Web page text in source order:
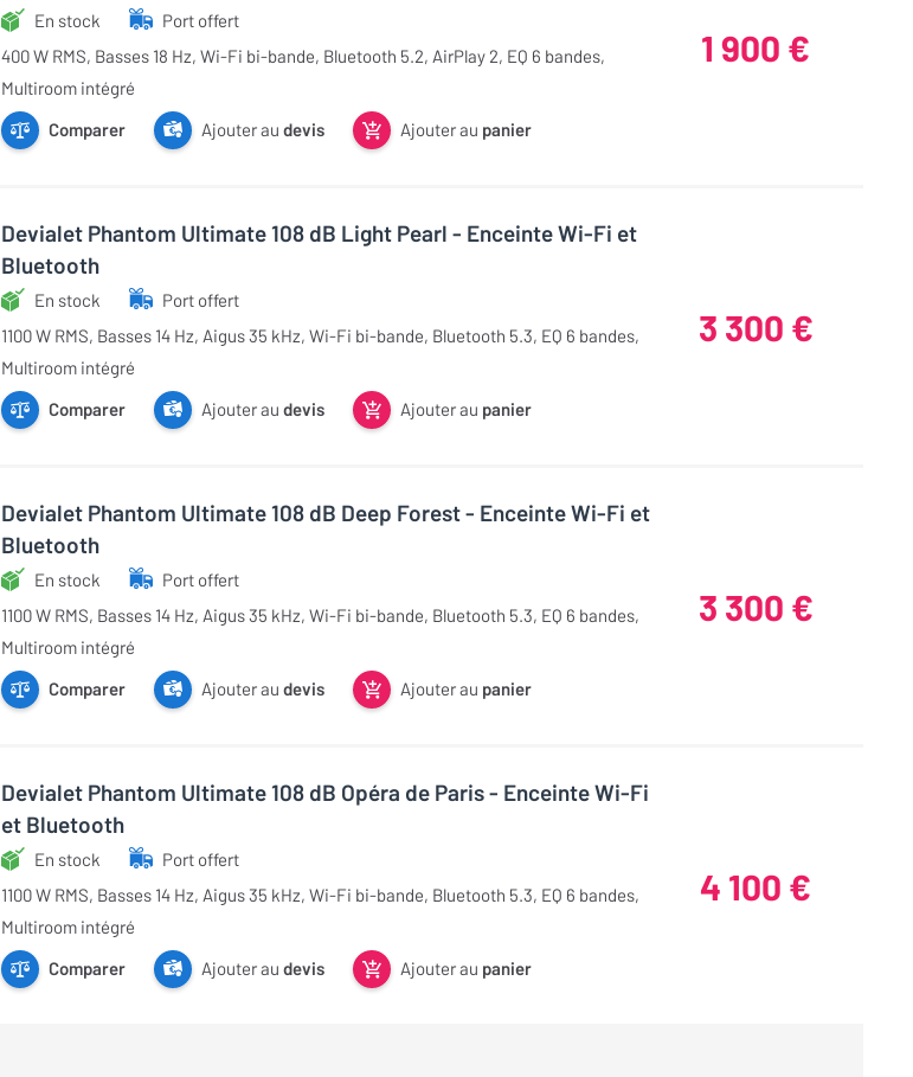
En stock
Port offert
400 W RMS, Basses 18 Hz, Wi-Fi bi-bande, Bluetooth 5.2, AirPlay 2, EQ 6 bandes,
Multiroom intégré
Comparer
Ajouter au devis Ajouter au panier
1 900 €
Devialet Phantom Ultimate 108 dB Light Pearl - Enceinte Wi-Fi et
Bluetooth
En stock
Port offert
1100 W RMS, Basses 14 Hz, Aigus 35 kHz, Wi-Fi bi-bande, Bluetooth 5.3, EQ 6 bandes,
Multiroom intégré
Comparer
Ajouter au devis Ajouter au panier
3 300 €
Devialet Phantom Ultimate 108 dB Deep Forest - Enceinte Wi-Fi et
Bluetooth
En stock
Port offert
1100 W RMS, Basses 14 Hz, Aigus 35 kHz, Wi-Fi bi-bande, Bluetooth 5.3, EQ 6 bandes,
Multiroom intégré
Comparer
Ajouter au devis Ajouter au panier
3 300 €
Devialet Phantom Ultimate 108 dB Opéra de Paris - Enceinte Wi-Fi
et Bluetooth
En stock
Port offert
1100 W RMS, Basses 14 Hz, Aigus 35 kHz, Wi-Fi bi-bande, Bluetooth 5.3, EQ 6 bandes,
Multiroom intégré
Comparer
Ajouter au devis Ajouter au panier
4 100 €